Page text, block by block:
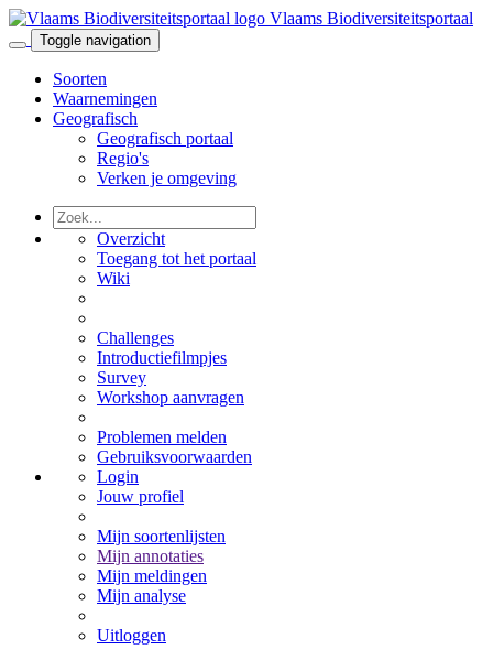
Vlaams Biodiversiteitsportaal
Toggle navigation
Soorten
Waarnemingen
Geografisch
Geografisch portaal
Regio's
Verken je omgeving
Overzicht
Toegang tot het portaal
Wiki
Challenges
Introductiefilmpjes
Survey
Workshop aanvragen
Problemen melden
Gebruiksvoorwaarden
Login
Jouw profiel
Mijn soortenlijsten
Mijn annotaties
Mijn meldingen
Mijn analyse
Uitloggen